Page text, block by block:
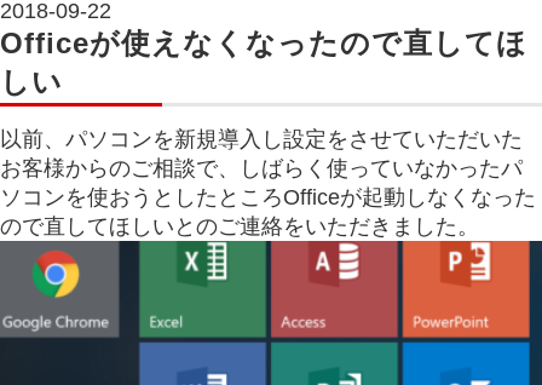
2018-09-22
Officeが使えなくなったので直してほ
しい
以前、パソコンを新規導入し設定をさせていただいた
お客様からのご相談で、しばらく使っていなかったパ
ソコンを使おうとしたところOfficeが起動しなくなった
ので直してほしいとのご連絡をいただきました。